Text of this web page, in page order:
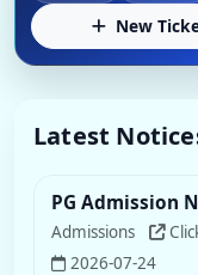
New
Latest
PG Admission
Admissions
2026-07-24